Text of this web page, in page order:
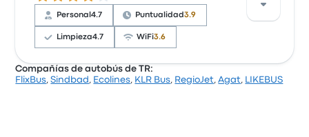
quejaron de los enchufes. Los billetes de Infobus
para este viaje cuestan como mínimo 56 €
Personal4.7 Puntualidad3.9
Limpieza4.7 WiFi3.6
Basándose en 29 reseñas, la empresa ha obtenido
Compañías de autobús de TR:
FlixBus,Sindbad , Ecolines, KLR Bus, RegioJet,Agat, LIKEBUS